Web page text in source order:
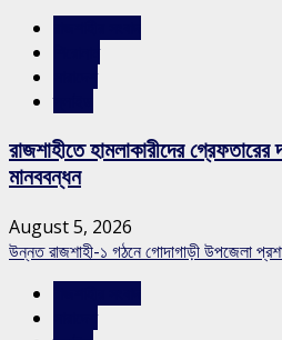
রাজশাহীতে হামলাকারীদের গ্রেফতারের
মানববন্ধন
August 5, 2026
উন্নত রাজশাহী-১ গঠনে গোদাগাড়ী উপজেলা